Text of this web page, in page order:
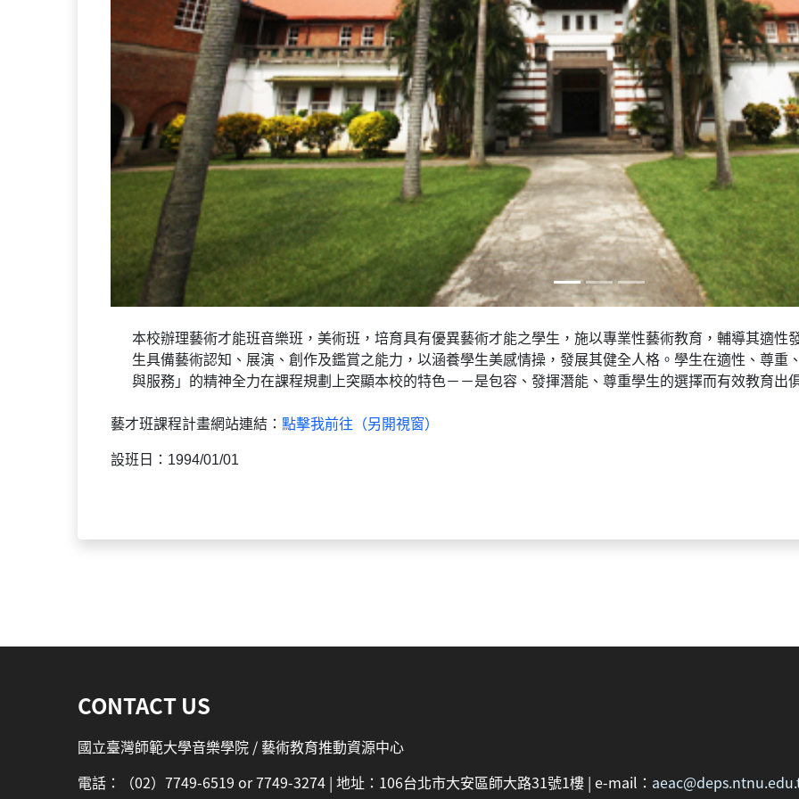
本校辦理藝術才能班音樂班，美術班，培育具有優異藝術才能之學生，施以專業性藝術教育，輔導其適性
生具備藝術認知、展演、創作及鑑賞之能力，以涵養學生美感情操，發展其健全人格。學生在適性、尊重
與服務」的精神全力在課程規劃上突顯本校的特色－－是包容、發揮潛能、尊重學生的選擇而有效教育出
藝才班課程計畫網站連結： 點擊我前往（另開視窗）
設班日：1994/01/01
CONTACT US
國立臺灣師範大學音樂學院 / 藝術教育推動資源中心
電話：（02）7749-6519 or 7749-3274 | 地址：106台北市大安區師大路31號1樓 | e-mail：